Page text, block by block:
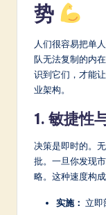
o
ti
势
人们很容易把单
队无法复制的内
识到它们，才能
业架构。
1. 敏捷性
决策是即时的。
批。一旦你发现
略。这种速度构
实施： 立即